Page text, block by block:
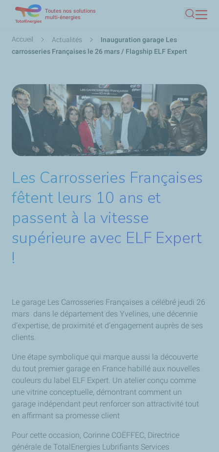
contenu
principal
Toutes nos solutions
multi-énergies
Fil
d'Ariane
Accueil Actualités
Inauguration garage Les
carrosseries Françaises le 26 mars / Flagship ELF Expert
Les Carrosseries Françaises
fêtent leurs 10 ans et
passent à la vitesse
supérieure avec ELF Expert
!
Le garage Les Carrosseries Françaises a célébré jeudi 26
mars dans le département des Yvelines, une décennie
d’expertise, de proximité et d’engagement auprès de ses
clients.
Une étape symbolique qui marque aussi la découverte
du tout premier garage en France habillé aux nouvelles
couleurs du label ELF Expert. Un atelier conçu comme
une vitrine conceptuelle, démontrant comment un
garage indépendant peut renforcer son attractivité tout
en affirmant sa promesse client
Pour cette occasion, Corinne COËFFEC, Directrice
générale de TotalEnergies Lubrifiants Services